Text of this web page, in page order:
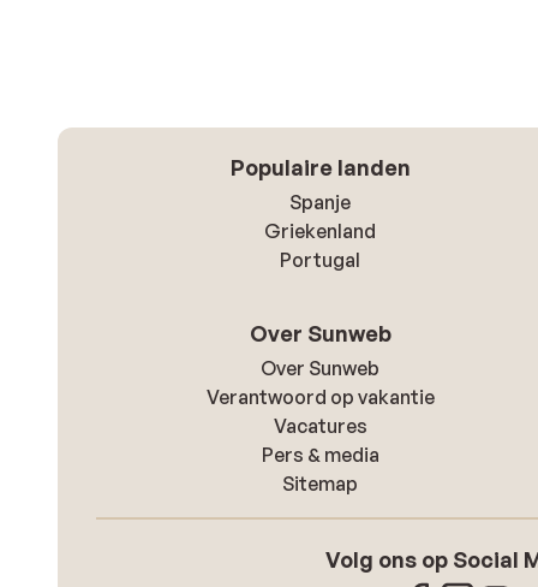
Populaire landen
Spanje
Griekenland
Portugal
Over Sunweb
Over Sunweb
Verantwoord op vakantie
Vacatures
Pers & media
Sitemap
Volg ons op Social